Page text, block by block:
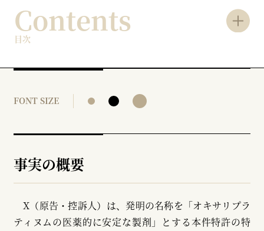
Contents
目次
FONT SIZE
事実の概要
X（原告・控訴人）は、発明の名称を「オキサリプラ
ティヌムの医薬的に安定な製剤」とする本件特許の特